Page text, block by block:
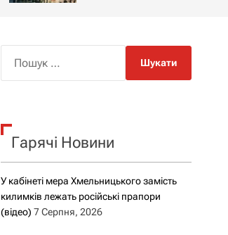
г
к
Гарячі Новини
У кабінеті мера Хмельницького замість
килимків лежать російські прапори
(відео) 7 Серпня, 2026